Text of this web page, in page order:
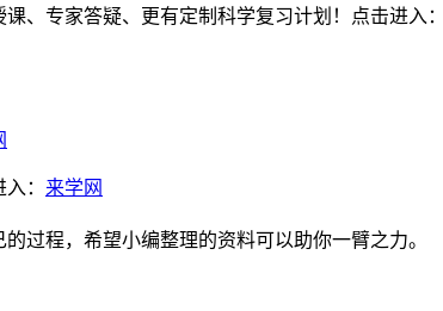
、专家答疑、更有定制科学复习计划！点击进入：
： 来学网
过程，希望小编整理的资料可以助你一臂之力。